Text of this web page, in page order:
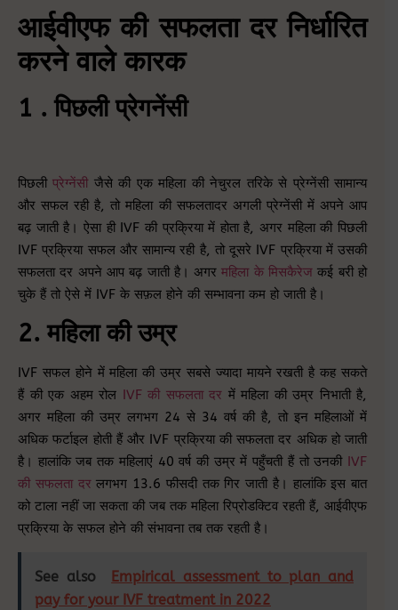
आईवीएफ की सफलता दर निर्धारित
करने वाले कारक
1 . पिछली प्रेगनेंसी
पिछलीप्रेग्नेंसीजैसे की एक महिला की नेचुरल तरिके से प्रेग्नेंसी सामान्य
और सफल रही है, तो महिला की सफलतादर अगली प्रेग्नेंसी में अपने आप
बढ़ जाती है। ऐसा ही IVF की प्रक्रिया में होता है, अगर महिला की पिछली
IVF प्रक्रिया सफल और सामान्य रही है, तो दूसरे IVF प्रक्रिया में उसकी
सफलता दर अपने आप बढ़ जाती है। अगरमहिला के मिसकैरेज कई बरी हो
चुके हैं तो ऐसे में IVF के सफ़ल होने की सम्भावना कम हो जाती है।
2. महिला की उम्र
IVF सफल होने में महिला की उम्र सबसे ज्यादा मायने रखती है कह सकते
हैं की एक अहम रोल IVF की सफलता दर में महिला की उम्र निभाती है,
अगर महिला की उम्र लगभग 24 से 34 वर्ष की है, तो इन महिलाओं में
अधिक फर्टाइल होती हैं और IVF प्रक्रिया की सफलता दर अधिक हो जाती
है। हालांकि जब तक महिलाएं 40 वर्ष की उम्र में पहुँचती हैं तो उनकी IVF
की सफलता दरलगभग 13.6 फीसदी तक गिर जाती है। हालांकि इस बात
को टाला नहीं जा सकता की जब तक महिला रिप्रोडक्टिव रहती हैं, आईवीएफ
प्रक्रिया के सफल होने की संभावना तब तक रहती है।
See also
Empirical assessment to plan and
pay for your IVF treatment in 2022